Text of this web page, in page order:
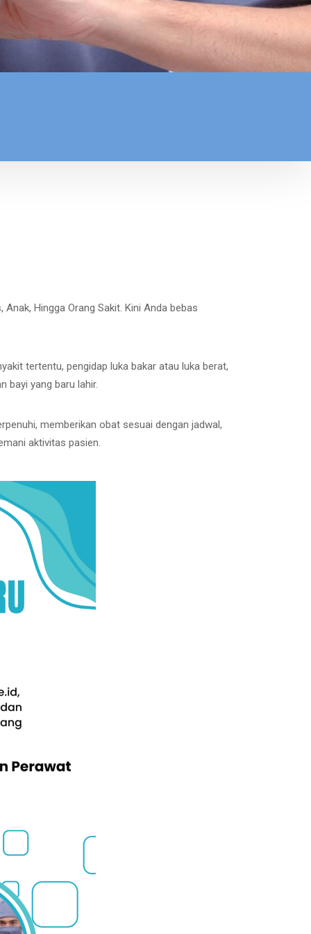
Hingga Orang Sakit. Kini Anda bebas
tertentu, pengidap luka bakar atau luka berat,
bayi yang baru lahir.
memberikan obat sesuai dengan jadwal,
aktivitas pasien.